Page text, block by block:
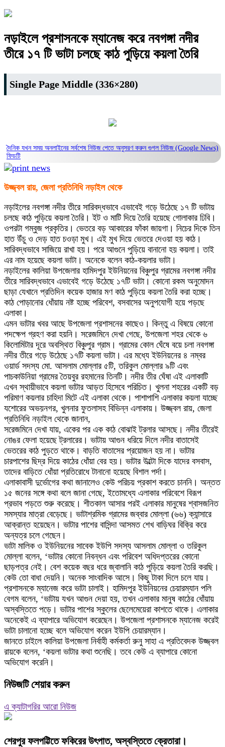
নড়াইলে প্রশাসনকে ম্যানেজ করে নবগঙ্গা নদীর
তীরে ১৭ টি ভাটা চলছে কাঠ পুড়িয়ে কয়লা তৈরি
Single Page Middle (336×280)
দৈনিক যখন সময় অনলাইনের সর্বশেষ নিউজ পেতে অনুসরণ করুন গুগল নিউজ (Google News)
ফিডটি
উজ্জ্বল রায়, জেলা প্রতিনিধি নড়াইল থেকে
নড়াইলের নবগঙ্গা নদীর তীরে সারিবদ্ধভাবে এভাবেই গড়ে উঠেছে ১৭ টি ভাটায়
চলছে কাঠ পুড়িয়ে কয়লা তৈরি। ইট ও মাটি দিয়ে তৈরি হয়েছে গোলাকার ঢিবি।
ওপরটা গম্বুজ প্রকৃতির। ভেতরে বড় আকারের ফাঁকা জায়গা। নিচের দিকে তিন
হাত উঁচু ও দেড় হাত চওড়া মুখ। এই মুখ দিয়ে ভেতরে দেওয়া হয় কাঠ।
সারিবদ্ধভাবে সাজিয়ে রাখা হয়। পরে আগুনে পুড়িয়ে বানানো হয় কয়লা। তাই
এর নাম হয়েছে কয়লা ভাটা। অনেকে বলেন কাঠ-কয়লার ভাটা।
নড়াইলের কালিয়া উপজেলার হামিদপুর ইউনিয়নের বিঞ্চুপুর গ্রামের নবগঙ্গা নদীর
তীরে সারিবদ্ধভাবে এভাবেই গড়ে উঠেছে ১৭টি ভাটা। কোনো রকম অনুমোদন
ছাড়া যেখানে প্রতিদিন কয়েক হাজার মণ কাঠ পুড়িয়ে কয়লা তৈরি করা হচ্ছে।
কাঠ পোড়ানোর ধোঁয়ায় নষ্ট হচ্ছে পরিবেশ, বসবাসের অনুপযোগী হয়ে পড়ছে
এলাকা।
এমন ভাটার খবর আছে উপজেলা প্রশাসনের কাছেও। কিন্তু এ বিষয়ে কোনো
পদক্ষেপ গ্রহণ করা হয়নি। সরেজমিনে দেখা গেছে, উপজেলা শহর থেকে ৬
কিলোমিটার দূরে অবস্থিত বিঞ্চুপুর গ্রাম। গ্রামের কোল ঘেঁষে বয়ে চলা নবগঙ্গা
নদীর তীরে গড়ে উঠেছে ১৭টি কয়লা ভাটা। এর মধ্যে ইউনিয়নের ৪ নম্বর
ওয়ার্ড সদস্য মো. আসলাম মোল্লার ৫টি, তরিকুল মোল্লার ৯টি এবং
পাচকাউনিয়া গ্রামের তৈয়বুর রহমানের তিনটি। নদীর তীর ঘেঁষা এই এলাকাটি
এখন স্থায়ীভাবে কয়লা ভাটার আড়ত হিসেবে পরিচিত। খুলনা শহরের একটি বড়
পরিমাণ কয়লার চাহিদা মিটে এই এলাকা থেকে। পাশাপাশি এলাকার কয়লা যাচ্ছে
যশোরের অভয়নগর, খুলনার ফুতলাসহ বিভিন্ন এলাকায়। উজ্জ্বল রায়, জেলা
প্রতিনিধি নড়াইল থেকে জানান,
সরেজমিনে দেখা যায়, একের পর এক কাঠ বোঝাই ট্রলার আসছে। নদীর তীরেই
নোঙর ফেলা হয়েছে ট্রলারের। ভাটায় আগুন ধরিয়ে দিলে নদীর বাতাসেই
ভেতরের কাঠ পুড়তে থাকে। বাড়তি বাতাসের প্রয়োজন হয় না। ভাটার
চারপাশের ছিদ্র দিয়ে কাঠের ধোঁয়া বের হয়। ভাটার উল্টো দিকে যাদের বসবাস,
তাদের বাড়িতে ধোঁয়া প্রতিরোধে টানানো হয়েছে বিশাল পর্দা।
এলাকাবাসী দুর্ভোগের কথা জানালেও কেউ পরিচয় প্রকাশ করতে চাননি। অন্তত
১৫ জনের সঙ্গে কথা বলে জানা গেছে, ইতোমধ্যে এলাকার পরিবেশে বিরূপ
প্রভাব পড়তে শুরু করেছে। শীতকাল আসার পরই এলাকার মানুষের শ্বাসজনিত
সমস্যার মাত্রা বেড়েছে। ভাটাশ্রমিক গ্রামের জব্বার মোল্লা (৬৬) ক্যান্সারে
আক্রান্ত হয়েছেন। ভাটার পাশের বাসিন্দা আসমত শেখ বাড়িঘর বিক্রি করে
অন্যত্র চলে গেছেন।
ভাটা মালিক ও ইউনিয়নের সাবেক ইউপি সদস্য আসলাম মোল্লা ও তরিকুল
মোল্লা বলেন, ‘ভাটার কোনো নিবন্ধন এবং পরিবেশ অধিদপ্তরের কোনো
ছাড়পত্র নেই। বেশ কয়েক বছর ধরে জ্বালানি কাঠ পুড়িয়ে কয়লা তৈরি করছি।
কেউ তো বাধা দেয়নি। অনেক সাংবাদিক আসে। কিছু টাকা দিলে চলে যায়।
প্রশাসনকে ম্যানেজ করে ভাটা চালাই। হামিদপুর ইউনিয়নের চেয়ারম্যান পলি
বেগম বলেন, ‘ভাটায় যখন আগুন দেয়া হয়, তখন এলাকার মানুষ কাঠের ধোঁয়ায়
অস্বস্তিতে পড়ে। ভাটার পাশের স্কুলের ছেলেমেয়েরা কাশতে থাকে। এলাকার
অনেকেই এ ব্যাপারে অভিযোগ করেছেন। উপজেলা প্রশাসনকে ম্যানেজ করেই
ভাটা চালানো হচ্ছে বলে অভিযোগ করেন ইউপি চেয়ারম্যান।
জানতে চাইলে কালিয়া উপজেলা নির্বাহী কর্মকর্তা রুনু সাহা এ প্রতিবেদক উজ্জ্বল
রায়কে বলেন, ‘কয়লা ভাটার কথা শুনেছি। তবে কেউ এ ব্যাপারে কোনো
অভিযোগ করেনি।
নিউজটি শেয়ার করুন
এ ক্যাটাগরির আরো নিউজ
শেরপুর ফলপট্টিতে ফকিরের উৎপাত, অস্বস্তিতে ক্রেতারা।